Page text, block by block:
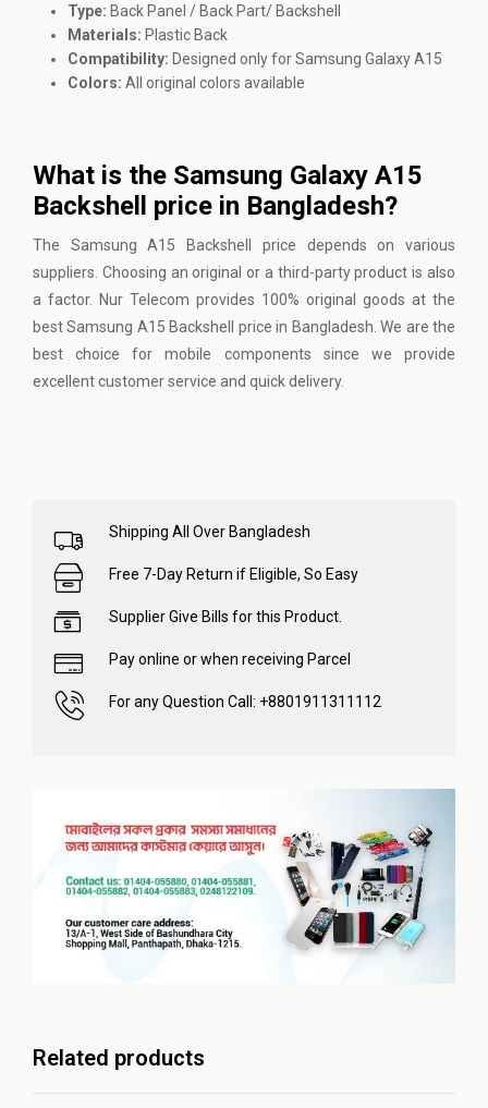
Type: Back Panel / Back Part/ Backshell
Materials: Plastic Back
Compatibility: Designed only for Samsung Galaxy A15
Colors: All original colors available
What is the Samsung Galaxy A15
Backshell price in Bangladesh?
The Samsung A15 Backshell price depends on various
suppliers. Choosing an original or a third-party product is also
a factor. Nur Telecom provides 100% original goods at the
best Samsung A15 Backshell price in Bangladesh. We are the
best choice for mobile components since we provide
excellent customer service and quick delivery.
Shipping All Over Bangladesh
Free 7-Day Return if Eligible, So Easy
Supplier Give Bills for this Product.
Pay online or when receiving Parcel
For any Question Call: +8801911311112
Related products